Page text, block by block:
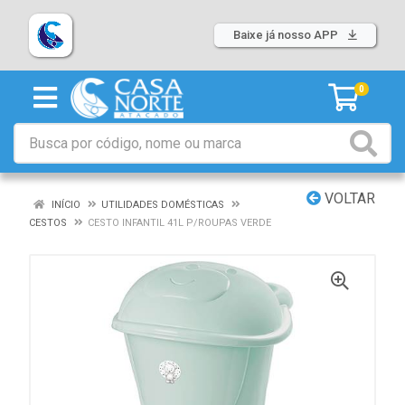
Baixe já nosso APP
0
VOLTAR
INÍCIO
UTILIDADES DOMÉSTICAS
CESTOS
CESTO INFANTIL 41L P/ROUPAS VERDE